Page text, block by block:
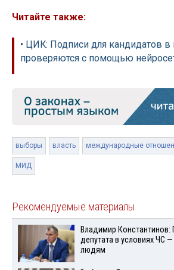
Читайте также:
• ЦИК: Подписи для кандидатов в
проверяются с помощью
выборы власть международные
МИД
Рекомендуемые материалы
Владимир Константинов:
депутата в условиях ЧС
людям